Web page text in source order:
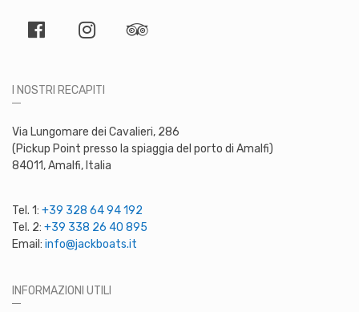
I NOSTRI RECAPITI
Via Lungomare dei Cavalieri, 286
(Pickup Point presso la spiaggia del porto di Amalfi)
84011, Amalfi, Italia
Tel. 1: +39 328 64 94 192
Tel. 2: +39 338 26 40 895
Email: info@jackboats.it
INFORMAZIONI UTILI